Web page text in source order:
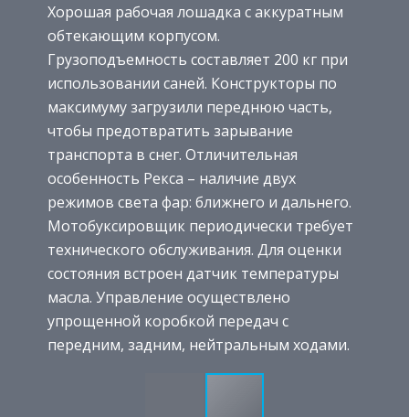
Хорошая рабочая лошадка с аккуратным
обтекающим корпусом.
Грузоподъемность составляет 200 кг при
использовании саней. Конструкторы по
максимуму загрузили переднюю часть,
чтобы предотвратить зарывание
транспорта в снег. Отличительная
особенность Рекса – наличие двух
режимов света фар: ближнего и дальнего.
Мотобуксировщик периодически требует
технического обслуживания. Для оценки
состояния встроен датчик температуры
масла. Управление осуществлено
упрощенной коробкой передач с
передним, задним, нейтральным ходами.